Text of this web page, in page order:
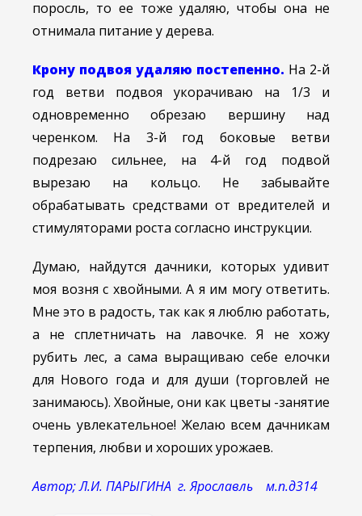
поросль, то ее тоже удаляю, чтобы она не
отнимала питание у дерева.
Крону подвоя удаляю постепенно. На 2-й
год ветви подвоя укорачиваю на 1/3 и
одновременно обрезаю вершину над
черенком. На 3-й год боковые ветви
подрезаю сильнее, на 4-й год подвой
вырезаю на кольцо. Не забывайте
обрабатывать средствами от вредителей и
стимуляторами роста согласно инструкции.
Думаю, найдутся дачники, которых удивит
моя возня с хвойными. А я им могу ответить.
Мне это в радость, так как я люблю работать,
а не сплетничать на лавочке. Я не хожу
рубить лес, а сама выращиваю себе елочки
для Нового года и для души (торговлей не
занимаюсь). Хвойные, они как цветы -занятие
очень увлекательное! Желаю всем дачникам
терпения, любви и хороших урожаев.
Автор; Л.И. ПАРЫГИНА г. Ярославль м.п.д314